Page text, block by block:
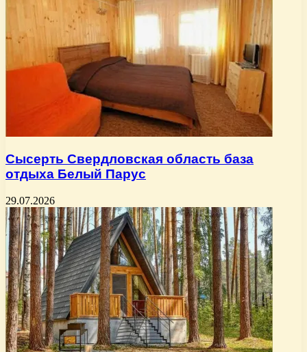
Сысерть Свердловская область база
отдыха Белый Парус
29.07.2026